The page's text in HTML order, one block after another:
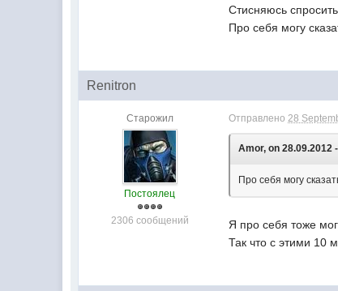
Стисняюсь
Про себя могу
Renitron
Старожил
Постоялец
2306 сообщений
Отправлено28
Amor, on 28.09.2012
Про себя могу
Я про себя тоже
Так что с этими 10